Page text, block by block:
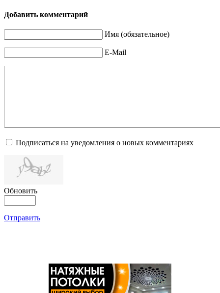
Добавить комментарий
Имя (обязательное)
E-Mail
Подписаться на уведомления о новых комментариях
Обновить
Отправить